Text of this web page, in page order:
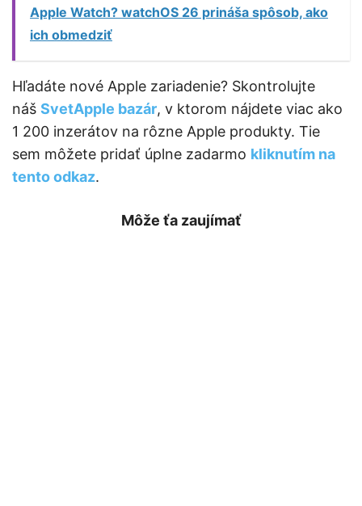
Apple Watch? watchOS 26 prináša spôsob, ako
ich obmedziť
Hľadáte nové Apple zariadenie? Skontrolujte
náš SvetApple bazár, v ktorom nájdete viac ako
1 200 inzerátov na rôzne Apple produkty. Tie
sem môžete pridať úplne zadarmo kliknutím na
tento odkaz.
Môže ťa zaujímať